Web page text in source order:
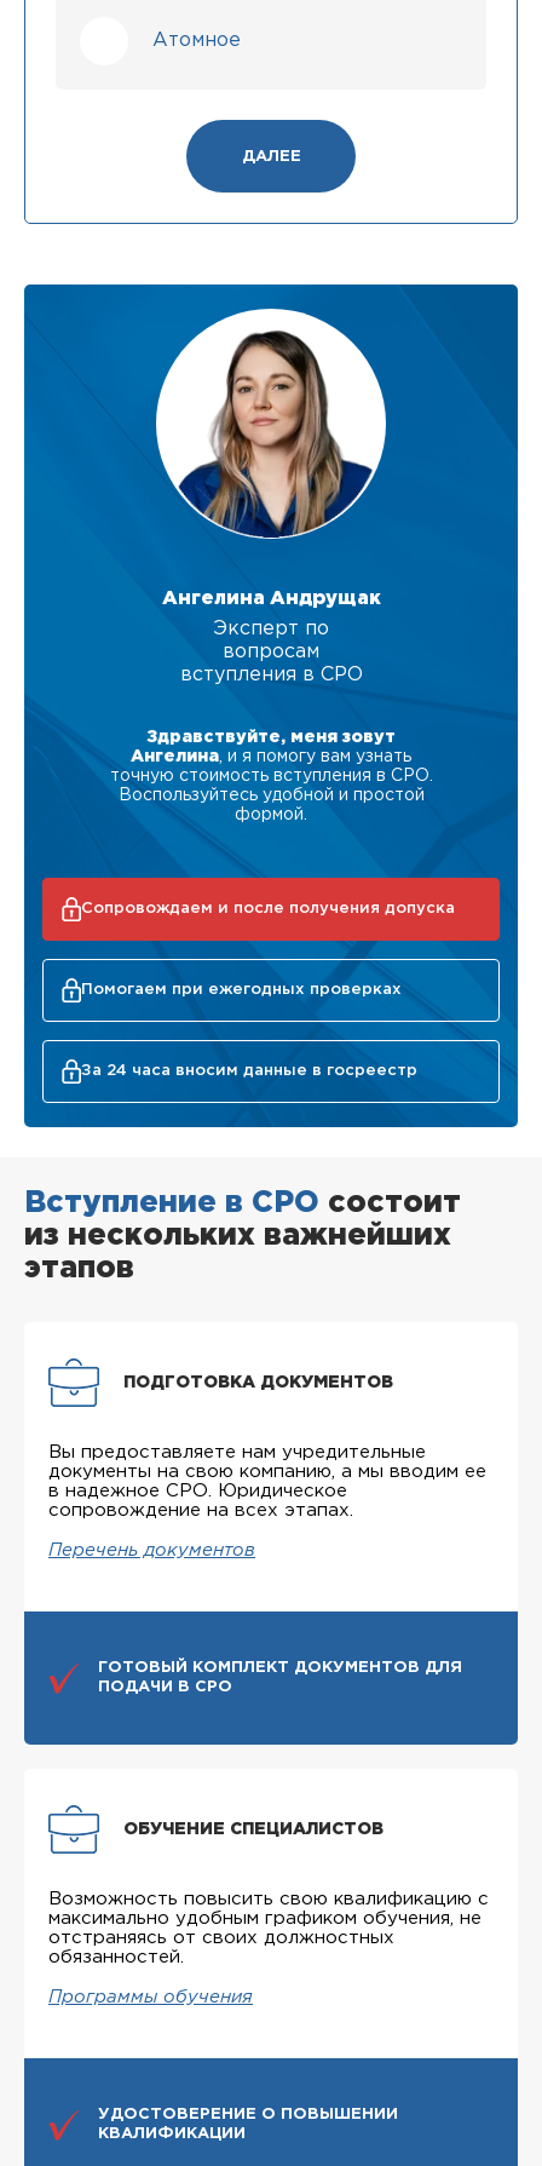
Атомное
ДАЛЕЕ
Ангелина Андрущак
Эксперт по
вопросам
вступления в СРО
Здравствуйте, меня зовут
Ангелина , и я помогу вам узнать
точную стоимость вступления в СРО.
Воспользуйтесь удобной и простой
формой.
Сопровождаем и после получения допуска
Помогаем при ежегодных проверках
За 24 часа вносим данные в госреестр
Вступление в СРО состоит
из нескольких важнейших
этапов
ПОДГОТОВКА ДОКУМЕНТОВ
Вы предоставляете нам учредительные
документы на свою компанию, а мы вводим ее
в надежное СРО. Юридическое
сопровождение на всех этапах.
Перечень документов
ГОТОВЫЙ КОМПЛЕКТ ДОКУМЕНТОВ ДЛЯ
ПОДАЧИ В СРО
ОБУЧЕНИЕ СПЕЦИАЛИСТОВ
Возможность повысить свою квалификацию с
максимально удобным графиком обучения, не
отстраняясь от своих должностных
обязанностей.
Программы обучения
УДОСТОВЕРЕНИЕ О ПОВЫШЕНИИ
КВАЛИФИКАЦИИ